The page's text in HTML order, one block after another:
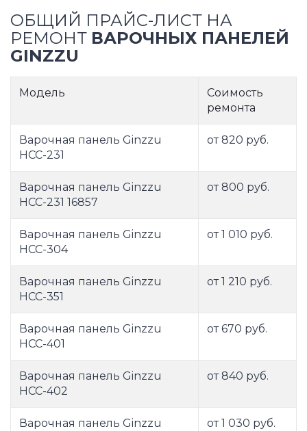
ОБЩИЙ ПРАЙС-ЛИСТ НА
РЕМОНТ ВАРОЧНЫХ ПАНЕЛЕЙ
GINZZU
Модель
Соимость
ремонта
Варочная панель Ginzzu
HCC-231
от 820 руб.
Варочная панель Ginzzu
HCC-231 16857
от 800 руб.
Варочная панель Ginzzu
HCC-304
от 1 010 руб.
Варочная панель Ginzzu
HCC-351
от 1 210 руб.
Варочная панель Ginzzu
HCC-401
от 670 руб.
Варочная панель Ginzzu
HCC-402
от 840 руб.
Варочная панель Ginzzu
от 1 030 руб.